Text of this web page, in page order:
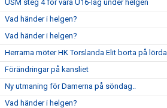
USM steg 4 för våra U16-lag under helgen
Vad händer i helgen?
Vad händer i helgen?
Herrarna möter HK Torslanda Elit borta på
Förändringar på kansliet
Ny utmaning för Damerna på söndag..
Vad händer i helgen?